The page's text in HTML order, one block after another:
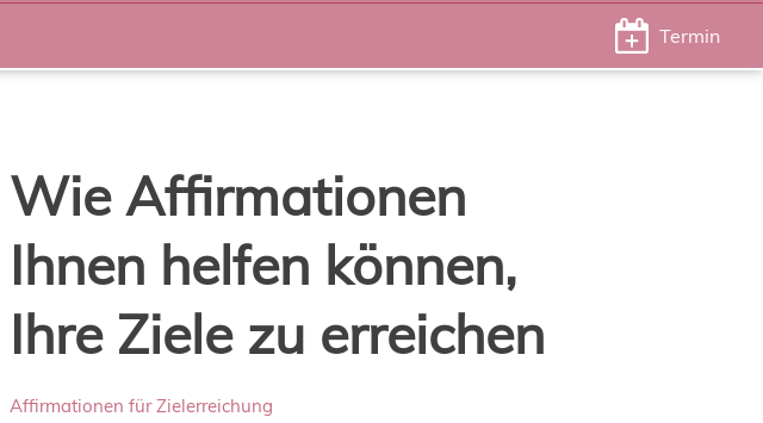
Termin
Wie Affirmationen
Ihnen helfen können,
Ihre Ziele zu erreichen
Affirmationen für Zielerreichung